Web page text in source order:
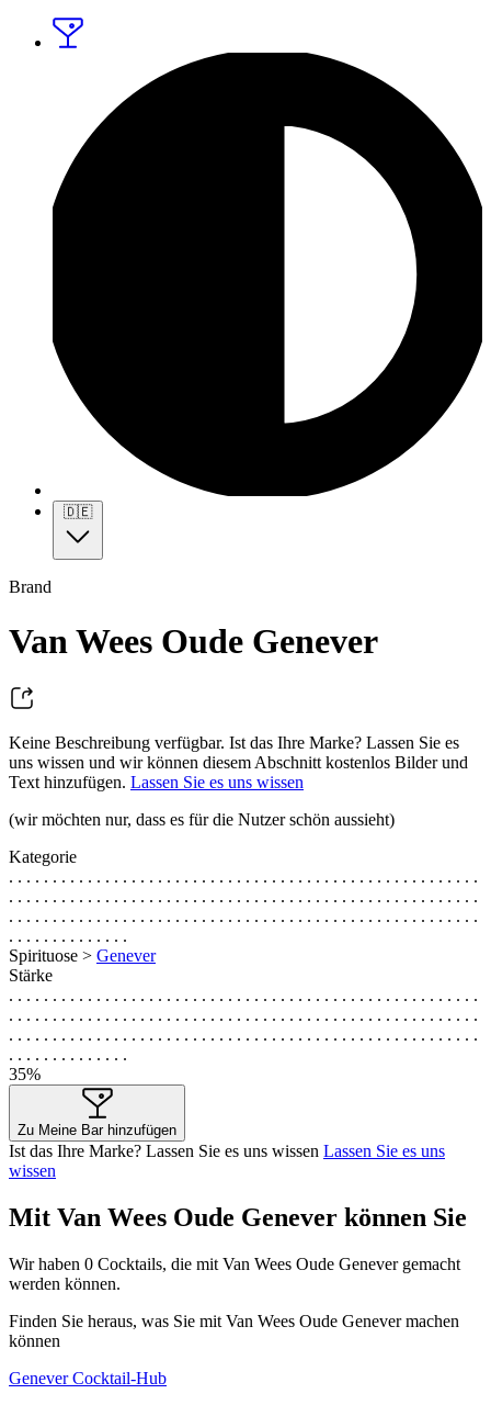
🇩🇪
Brand
Van Wees Oude Genever
Keine Beschreibung verfügbar. Ist das Ihre Marke? Lassen Sie es
uns wissen und wir können diesem Abschnitt kostenlos Bilder und
Text hinzufügen. Lassen Sie es uns wissen
(wir möchten nur, dass es für die Nutzer schön aussieht)
Kategorie
. . . . . . . . . . . . . . . . . . . . . . . . . . . . . . . . . . . . . . . . . . . . . . . . . . . . . .
. . . . . . . . . . . . . . . . . . . . . . . . . . . . . . . . . . . . . . . . . . . . . . . . . . . . . .
. . . . . . . . . . . . . . . . . . . . . . . . . . . . . . . . . . . . . . . . . . . . . . . . . . . . . .
. . . . . . . . . . . . . .
Spirituose > Genever
Stärke
. . . . . . . . . . . . . . . . . . . . . . . . . . . . . . . . . . . . . . . . . . . . . . . . . . . . . .
. . . . . . . . . . . . . . . . . . . . . . . . . . . . . . . . . . . . . . . . . . . . . . . . . . . . . .
. . . . . . . . . . . . . . . . . . . . . . . . . . . . . . . . . . . . . . . . . . . . . . . . . . . . . .
. . . . . . . . . . . . . .
35%
Zu Meine Bar hinzufügen
Ist das Ihre Marke? Lassen Sie es uns wissen Lassen Sie es uns
wissen
Mit Van Wees Oude Genever können Sie
Wir haben 0 Cocktails, die mit Van Wees Oude Genever gemacht
werden können.
Finden Sie heraus, was Sie mit Van Wees Oude Genever machen
können
Genever Cocktail-Hub